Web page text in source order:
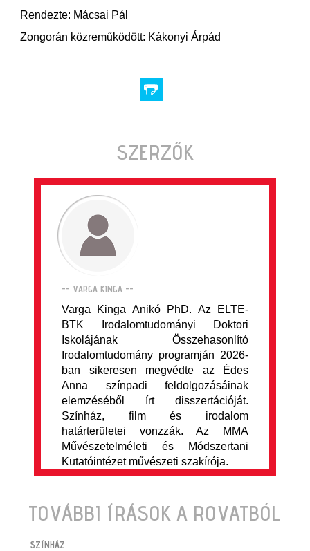
Rendezte: Mácsai Pál
Zongorán közreműködött: Kákonyi Árpád
SZERZŐK
-- VARGA KINGA --
Varga Kinga Anikó PhD. Az ELTE-
BTK Irodalomtudományi Doktori
Iskolájának Összehasonlító
Irodalomtudomány programján 2026-
ban sikeresen megvédte az Édes
Anna színpadi feldolgozásáinak
elemzéséből írt disszertációját.
Színház, film és irodalom
határterületei vonzzák. Az MMA
Művészetelméleti és Módszertani
Kutatóintézet művészeti szakírója.
TOVÁBBI ÍRÁSOK A ROVATBÓL
SZÍNHÁZ